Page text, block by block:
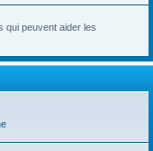
qui peuvent aider les